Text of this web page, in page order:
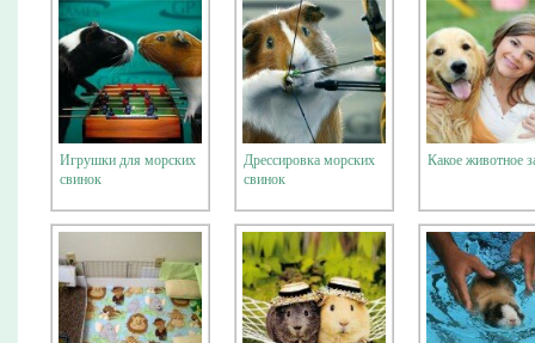
Игрушки для морских
свинок
Дрессировка морских
свинок
Какое животное